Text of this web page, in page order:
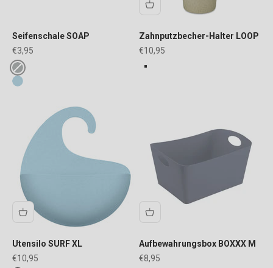
Seifenschale SOAP
Angebot
€3,95
Fake colours
ash grey
blue
Zahnputzbecher-Halter LOOP
Angebot
€10,95
FARBE
Utensilo SURF XL
Angebot
€10,95
Aufbewahrungsbox BOXXX M
Angebot
€8,95